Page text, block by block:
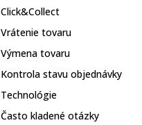
Click&Collect
Vrátenie tovaru
Výmena tovaru
Kontrola stavu objednávky
Technológie
Často kladené otázky